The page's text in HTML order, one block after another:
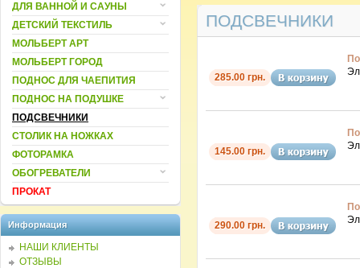
ПОДСВЕЧНИКИ
285.00 грн.
145.00 грн.
290.00 грн.
ДЛЯ ВАННОЙ И САУНЫ
ДЕТСКИЙ ТЕКСТИЛЬ
МОЛЬБЕРТ АРТ
МОЛЬБЕРТ ГОРОД
ПОДНОС ДЛЯ ЧАЕПИТИЯ
ПОДНОС НА ПОДУШКЕ
ПОДСВЕЧНИКИ
СТОЛИК НА НОЖКАХ
ФОТОРАМКА
ОБОГРЕВАТЕЛИ
ПРОКАТ
Информация
НАШИ КЛИЕНТЫ
ОТЗЫВЫ